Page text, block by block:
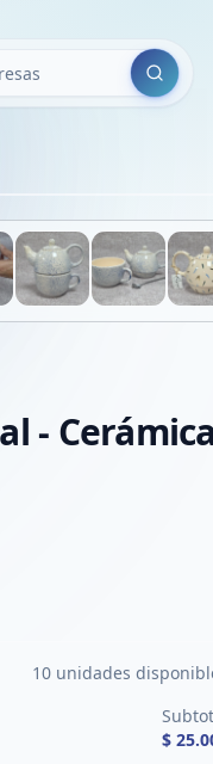
Buscar
-
10 unidades
$